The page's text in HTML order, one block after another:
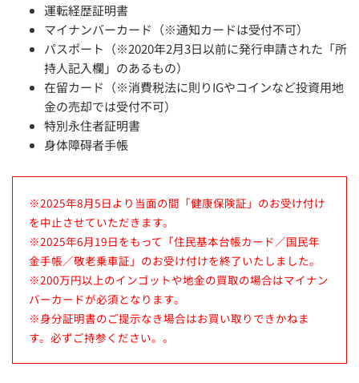
運転経歴証明書
マイナンバーカード（※通知カードは受付不可）
パスポート（※2020年2月3日以前に発行申請された「所
持人記入欄」のあるもの）
在留カード（※消費税法に則りIGやコインなど投資用地
金の売却では受付不可）
特別永住者証明書
身体障碍者手帳
※2025年8月5日より当面の間「健康保険証」のお受け付け
を中止させていただきます。
※2025年6月19日をもって「住民基本台帳カード／国民年
金手帳／敬老乗車証」のお受け付けを終了いたしました。
※200万円以上のインゴットや地金の買取の場合はマイナン
バーカードが必須となります。
※身分証明書のご提示なき場合はお買い取りできかねま
す。必ずご持参ください。。